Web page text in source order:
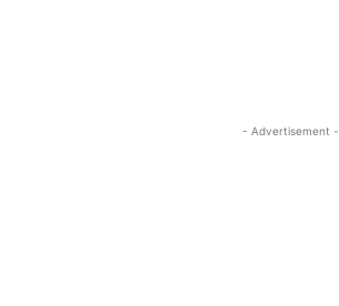
- Advertisement -